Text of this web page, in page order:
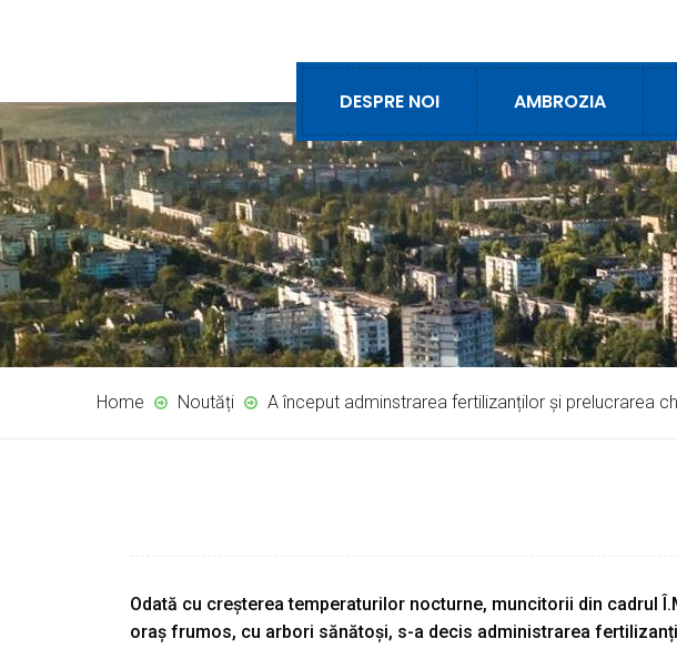
DESPRE NOI AMBROZIA
Home Noutăți A început adminstrarea fertilizanților și prelucrarea
Odată cu creșterea temperaturilor nocturne, muncitorii din cadrul
oraș frumos, cu arbori sănătoși, s-a decis administrarea